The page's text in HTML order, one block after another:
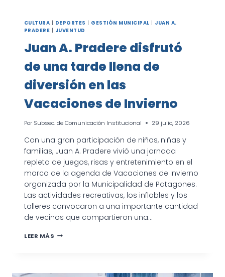
CULTURA | DEPORTES | GESTIÓN MUNICIPAL | JUAN A.
PRADERE | JUVENTUD
Juan A. Pradere disfrutó
de una tarde llena de
diversión en las
Vacaciones de Invierno
Por Subsec. de Comunicación Institucional 29 julio, 2026
Con una gran participación de niños, niñas y
familias, Juan A. Pradere vivió una jornada
repleta de juegos, risas y entretenimiento en el
marco de la agenda de Vacaciones de Invierno
organizada por la Municipalidad de Patagones.
Las actividades recreativas, los inflables y los
talleres convocaron a una importante cantidad
de vecinos que compartieron una…
LEER MÁS JUAN